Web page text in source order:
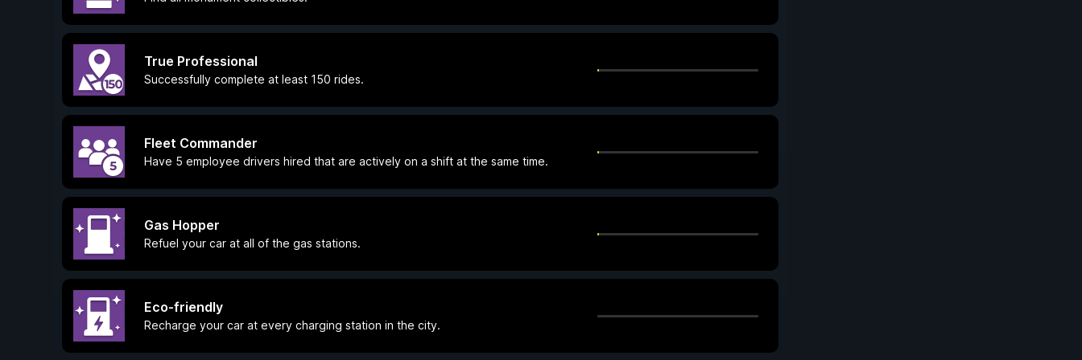
True Professional
Successfully complete at least 150 rides.
Fleet Commander
Have 5 employee drivers hired that are actively on a shift at the same time.
Gas Hopper
Refuel your car at all of the gas stations.
Eco-friendly
Recharge your car at every charging station in the city.